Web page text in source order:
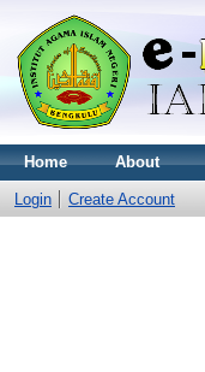
Home About
Login Create Account